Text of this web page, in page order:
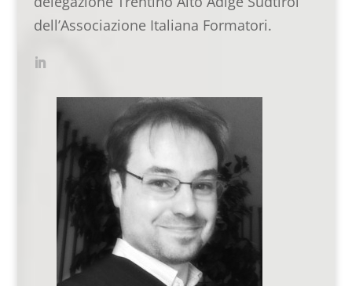
dell’Associazione Italiana Formatori.